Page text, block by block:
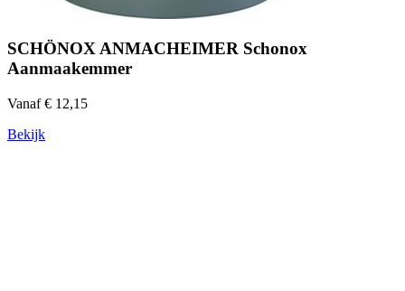
SCHÖNOX ANMACHEIMER Schonox
Aanmaakemmer
Vanaf € 12,15
Bekijk